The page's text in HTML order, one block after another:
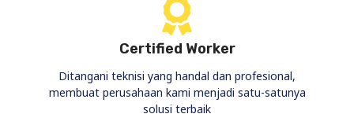
Certified Worker
Ditangani teknisi yang handal dan profesional,
membuat perusahaan kami menjadi satu-satunya
solusi terbaik